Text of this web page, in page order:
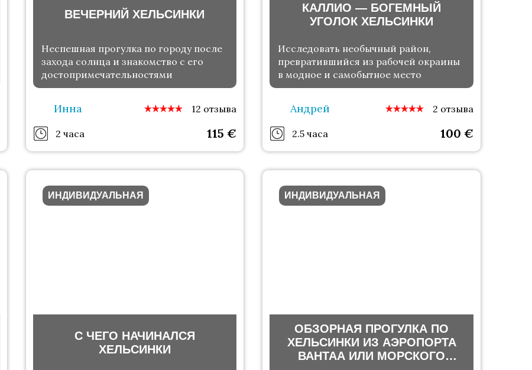
ВЕЧЕРНИЙ ХЕЛЬСИНКИ
Неспешная прогулка по городу после
захода солнца и знакомство с его
достопримечательностями
Инна 12 отзыва
2 часа 115€
КАЛЛИО — БОГЕМНЫЙ
УГОЛОК ХЕЛЬСИНКИ
Исследовать необычный район,
превратившийся из рабочей окраины
в модное и самобытное место
Андрей 2 отзыва
2.5 часа 100 €
ИНДИВИДУАЛЬНАЯ
С ЧЕГО НАЧИНАЛСЯ
ХЕЛЬСИНКИ
ИНДИВИДУАЛЬНАЯ
ОБЗОРНАЯ ПРОГУЛКА ПО
ХЕЛЬСИНКИ ИЗ АЭРОПОРТА
ВАНТАА ИЛИ МОРСКОГО